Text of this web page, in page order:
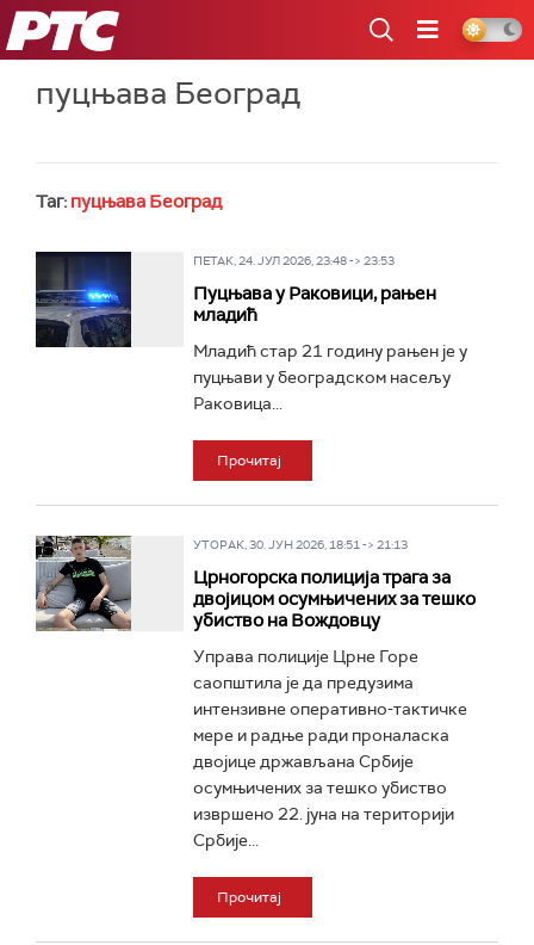
РТС
пуцњава Београд
Таг: пуцњава Београд
ПЕТАК, 24. ЈУЛ 2026, 23:48 -> 23:53
Пуцњава у Раковици, рањен
младић
Младић стар 21 годину рањен је у
пуцњави у београдском насељу
Раковица...
Прочитај
УТОРАК, 30. ЈУН 2026, 18:51 -> 21:13
Црногорска полиција трага за
двојицом осумњичених за тешко
убиство на Вождовцу
Управа полиције Црне Горе
саопштила је да предузима
интензивне оперативно-тактичке
мере и радње ради проналаска
двојице држављана Србије
осумњичених за тешко убиство
извршено 22. јуна на територији
Србије...
Прочитај